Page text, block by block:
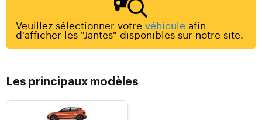
Veuillez sélectionner votre véhicule afin
d'afficher les "Jantes" disponibles sur notre site.
Les principaux modèles